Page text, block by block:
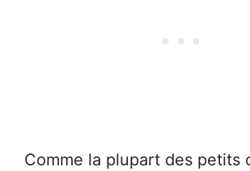
Comme la plupart des petits